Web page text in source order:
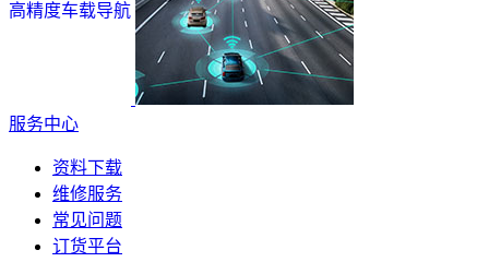
高精度车载导航
服务中心
资料下载
维修服务
常见问题
订货平台